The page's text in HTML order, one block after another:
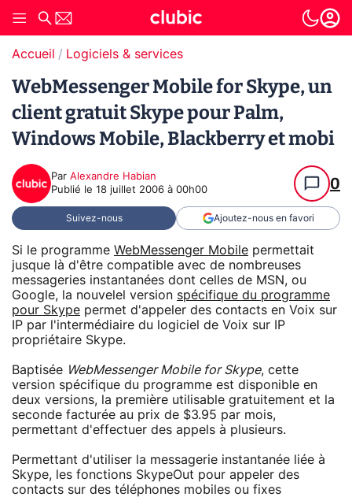
Accueil Logiciels & services
WebMessenger Mobile for Skype, un
client gratuit Skype pour Palm,
Windows Mobile, Blackberry et mobi
Par Alexandre Habian
Publié le 18 juillet 2006 à 00h00 0
Suivez-nous Ajoutez-nous en favori
Si le programme WebMessenger Mobile permettait
jusque là d'être compatible avec de nombreuses
messageries instantanées dont celles de MSN, ou
Google, la nouvelel version spécifique du programme
pour Skype permet d'appeler des contacts en Voix sur
IP par l'intermédiaire du logiciel de Voix sur IP
propriétaire Skype.
Baptisée WebMessenger Mobile for Skype, cette
version spécifique du programme est disponible en
deux versions, la première utilisable gratuitement et la
seconde facturée au prix de $3.95 par mois,
permettant d'effectuer des appels à plusieurs.
Permettant d'utiliser la messagerie instantanée liée à
Skype, les fonctions SkypeOut pour appeler des
contacts sur des téléphones mobiles ou fixes